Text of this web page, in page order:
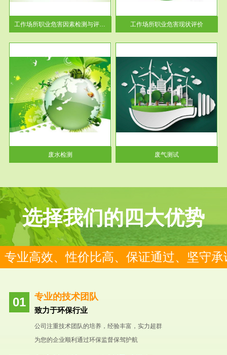
工作场所职业危害因素检测与评价...
-通过质谱分析等多种手段明确
工作场...
工作场所职业危害现状评价
废水检测
服务范围
废气测试
检测范围工业废气检测包括有机
废气和无机废气。有机废气主要
包括...
废气测试
选择我们的四大优势
专业高效、性价比高、保证通过、坚守承
专业的技术团队
致力于环保行业
公司注重技术团队的培养，经验丰富，实力超群
为您的企业顺利通过环保监督保驾护航